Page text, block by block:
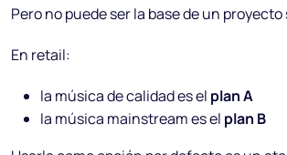
Pero no puede ser la base de un
En retail:
la música de calidad es el plan A
la música mainstream es el plan B